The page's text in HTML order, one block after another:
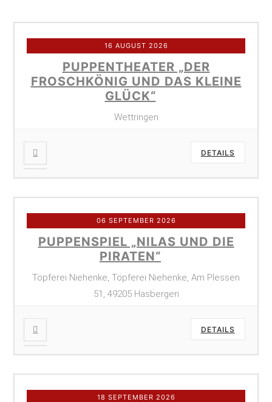
16 AUGUST 2026
PUPPENTHEATER „DER
FROSCHKÖNIG UND DAS KLEINE
GLÜCK“
Wettringen
DETAILS
06 SEPTEMBER 2026
PUPPENSPIEL „NILAS UND DIE
PIRATEN“
Töpferei Niehenke, Töpferei Niehenke, Am Plessen
51, 49205 Hasbergen
DETAILS
18 SEPTEMBER 2026